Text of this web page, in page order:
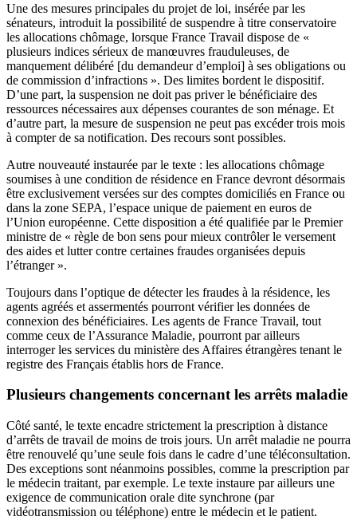
Une des mesures principales du projet de loi, insérée par les
sénateurs, introduit la possibilité de suspendre à titre conservatoire
les allocations chômage, lorsque France Travail dispose de «
plusieurs indices sérieux de manœuvres frauduleuses, de
manquement délibéré [du demandeur d’emploi] à ses obligations ou
de commission d’infractions ». Des limites bordent le dispositif.
D’une part, la suspension ne doit pas priver le bénéficiaire des
ressources nécessaires aux dépenses courantes de son ménage. Et
d’autre part, la mesure de suspension ne peut pas excéder trois mois
à compter de sa notification. Des recours sont possibles.
Autre nouveauté instaurée par le texte : les allocations chômage
soumises à une condition de résidence en France devront désormais
être exclusivement versées sur des comptes domiciliés en France ou
dans la zone SEPA, l’espace unique de paiement en euros de
l’Union européenne. Cette disposition a été qualifiée par le Premier
ministre de « règle de bon sens pour mieux contrôler le versement
des aides et lutter contre certaines fraudes organisées depuis
l’étranger ».
Toujours dans l’optique de détecter les fraudes à la résidence, les
agents agréés et assermentés pourront vérifier les données de
connexion des bénéficiaires. Les agents de France Travail, tout
comme ceux de l’Assurance Maladie, pourront par ailleurs
interroger les services du ministère des Affaires étrangères tenant le
registre des Français établis hors de France.
Plusieurs changements concernant les arrêts maladie
Côté santé, le texte encadre strictement la prescription à distance
d’arrêts de travail de moins de trois jours. Un arrêt maladie ne pourra
être renouvelé qu’une seule fois dans le cadre d’une téléconsultation.
Des exceptions sont néanmoins possibles, comme la prescription par
le médecin traitant, par exemple. Le texte instaure par ailleurs une
exigence de communication orale dite synchrone (par
vidéotransmission ou téléphone) entre le médecin et le patient.